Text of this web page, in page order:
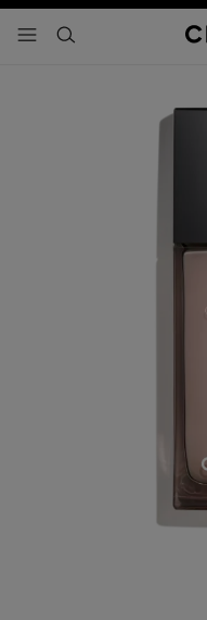
- navegación principal
buscar